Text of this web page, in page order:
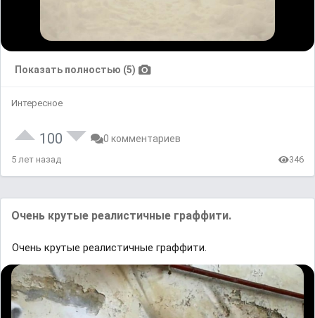
Показать полностью (5)
Интересное
100 0 комментариев
5 лет назад 346
Очень крутые реалистичные граффити.
Очень крутые реалистичные граффити.